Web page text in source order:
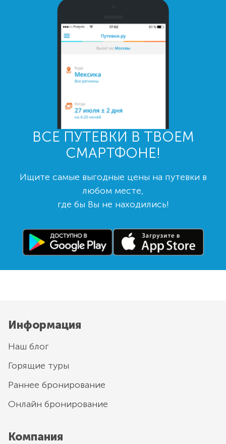
ВСЕ ПУТЕВКИ В ТВОЕМ
СМАРТФОНЕ!
Ищите самые выгодные цены на путевки в
любом месте,
где бы Вы не находились!
Информация
Наш блог
Горящие туры
Раннее бронирование
Онлайн бронирование
Компания